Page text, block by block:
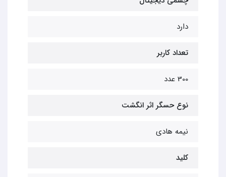
دارد
تعداد کاربر
300 عدد
نوع حسگر اثر انگشت
نیمه هادی
کلید